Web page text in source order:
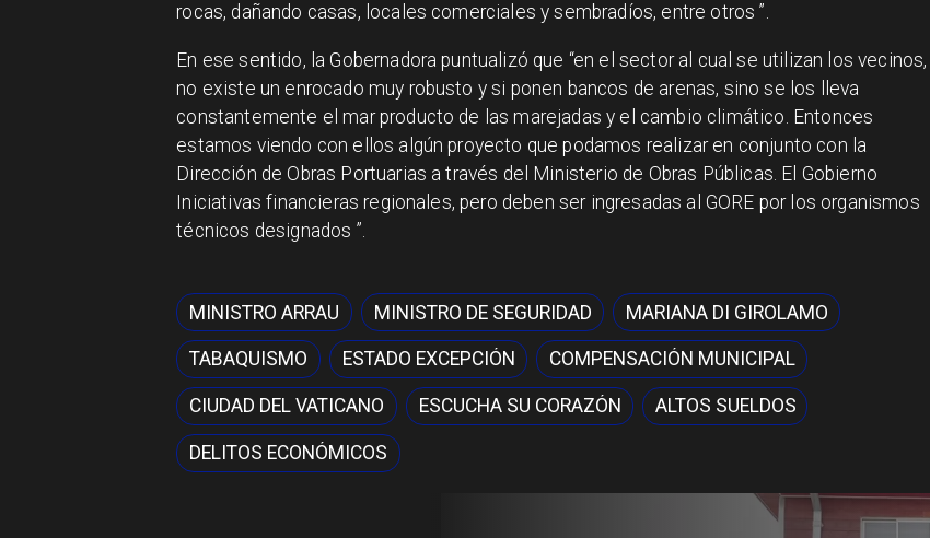
rocas, dañando casas, locales comerciales y sembradíos, entre otros ”.
En ese sentido, la Gobernadora puntualizó que “en el sector al cual se utilizan los vecinos,
no existe un enrocado muy robusto y si ponen bancos de arenas, sino se los lleva
constantemente el mar producto de las marejadas y el cambio climático. Entonces
estamos viendo con ellos algún proyecto que podamos realizar en conjunto con la
Dirección de Obras Portuarias a través del Ministerio de Obras Públicas. El Gobierno
Iniciativas financieras regionales, pero deben ser ingresadas al GORE por los organismos
técnicos designados ”.
MINISTRO ARRAU MINISTRO DE SEGURIDAD MARIANA DI GIROLAMO
TABAQUISMO ESTADO EXCEPCIÓN COMPENSACIÓN MUNICIPAL
CIUDAD DEL VATICANO ESCUCHA SU CORAZÓN ALTOS SUELDOS
DELITOS ECONÓMICOS